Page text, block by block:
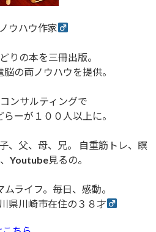
ウハウ作家
りの本を三冊出版。
の両ノウハウを提供。
ンサルティングで
ーが１００人以上に。
、父、母、兄。 自重筋トレ、瞑
Youtube見るの。
ライフ。毎日、感動。
県川崎市在住の３８才